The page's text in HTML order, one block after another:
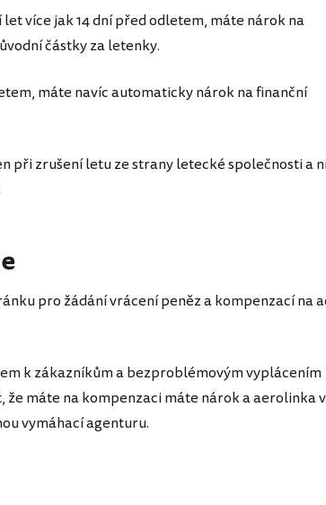
více jak 14 dní před odletem, máte nárok na
částky za letenky.
máte navíc automaticky nárok na finanční
při zrušení letu ze strany letecké společnosti a
pro žádání vrácení peněz a kompenzací na
k zákazníkům a bezproblémovým vyplácením
máte na kompenzaci máte nárok a aerolinka
vymáhací agenturu.